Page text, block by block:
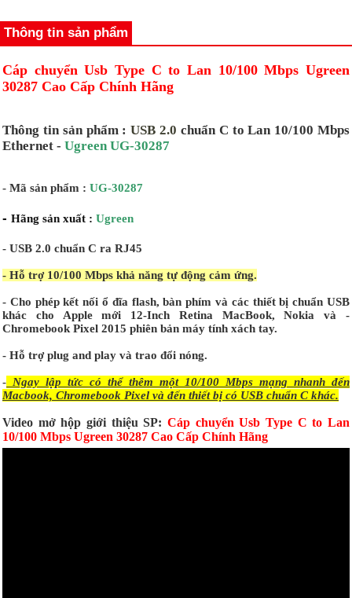
Thông tin sản phẩm
Cáp chuyển Usb Type C to Lan 10/100 Mbps Ugreen
30287 Cao Cấp Chính Hãng
Thông tin sản phẩm :USB 2.0 chuẩn C to Lan 10/100 Mbps
Ethernet - Ugreen UG-30287
- Mã sản phẩm : UG-30287
- Hãng sản xuất : Ugreen
- USB 2.0 chuẩn C ra RJ45
- Hỗ trợ 10/100 Mbps khả năng tự động cảm ứng.
- Cho phép kết nối ổ đĩa flash, bàn phím và các thiết bị chuẩn USB
khác cho Apple mới 12-Inch Retina MacBook, Nokia và -
Chromebook Pixel 2015 phiên bản máy tính xách tay.
- Hỗ trợ plug and play và trao đổi nóng.
- Ngay lập tức có thể thêm một 10/100 Mbps mạng nhanh đến
Macbook, Chromebook Pixel và đến thiết bị có USB chuẩn C khác.
Video mở hộp giới thiệu SP: Cáp chuyển Usb Type C to Lan
10/100 Mbps Ugreen 30287 Cao Cấp Chính Hãng